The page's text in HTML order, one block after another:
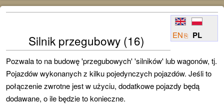
EN PL
Silnik przegubowy (16)
Pozwala to na budowę'przegubowych''silników' lub wagonów, tj.
Pojazdów wykonanych z kilku pojedynczych pojazdów. Jeśli to
połączenie zwrotne jest w użyciu, dodatkowe pojazdy będą
dodawane, o ile będzie to konieczne.